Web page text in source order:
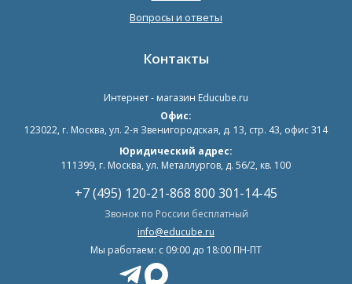
Вопросы и ответы
Контакты
Интернет - магазин Educube.ru
Офис:
123022, г. Москва, ул. 2-я Звенигородская, д. 13, стр. 43, офис 314
Юридический адрес:
111399, г. Москва, ул. Металлургов, д. 56/2, кв. 100
+7 (495) 120-21-868 800 301-14-45
Звонок по России бесплатный
info@educube.ru
Мы работаем: c 09:00 до 18:00 ПН-ПТ